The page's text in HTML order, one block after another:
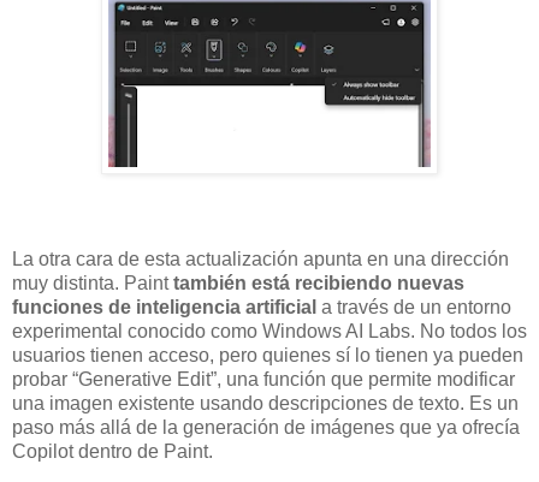
La otra cara de esta actualización apunta en una dirección
muy distinta. Painttambién está recibiendo nuevas
funciones de inteligencia artificial a través de un entorno
experimental conocido como Windows AI Labs. No todos los
usuarios tienen acceso, pero quienes sí lo tienen ya pueden
probar “Generative Edit”, una función que permite modificar
una imagen existente usando descripciones de texto. Es un
paso más allá de la generación de imágenes que ya ofrecía
Copilot dentro de Paint.